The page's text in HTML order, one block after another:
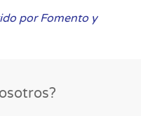
por Fomento y